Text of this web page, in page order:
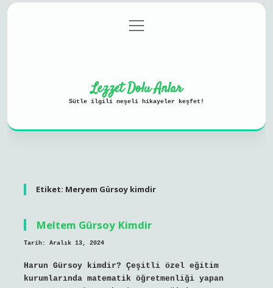
Gizlilik Politikası
menüyü
aç
Lezzet Dolu Anlar
Sütle ilgili neşeli hikayeler keşfet!
Etiket: Meryem Gürsoy kimdir
Meltem Gürsoy Kimdir
Tarih: Aralık 13, 2024
Harun Gürsoy kimdir? Çeşitli özel eğitim
kurumlarında matematik öğretmenliği yapan